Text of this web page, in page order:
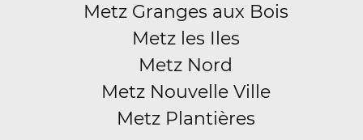
Metz Granges aux Bois
Metz les Iles
Metz Nord
Metz Nouvelle Ville
Metz Plantières